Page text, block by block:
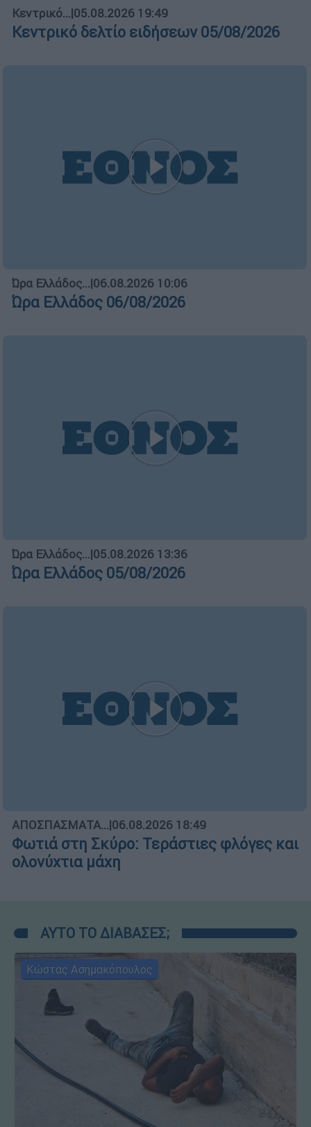
Κεντρικό...|05.08.2026 19:49
Κεντρικό δελτίο ειδήσεων 05/08/2026
Ώρα Ελλάδος...|06.08.2026 10:06
Ώρα Ελλάδος 06/08/2026
Ώρα Ελλάδος...|05.08.2026 13:36
Ώρα Ελλάδος 05/08/2026
ΑΠΟΣΠΑΣΜΑΤΑ...|06.08.2026 18:49
Φωτιά στη Σκύρο: Τεράστιες φλόγες και
ολονύχτια μάχη
ΑΥΤΟ ΤΟ ΔΙΑΒΑΣΕΣ;
Κώστας Ασημακόπουλος